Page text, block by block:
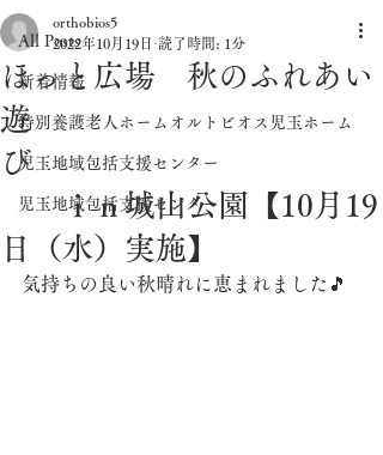
All Posts
新着情報
特別養護老人ホームオルトビオス児玉ホーム
児玉地域包括支援センター
児玉地域包括支援センター
ほっと広場 秋のふれあい
遊
び
ｉｎ城山公園【10月19
日（水）実施】
orthobios5
2022年10月19日 読了時間: 1分
気持ちの良い秋晴れに恵まれました🎵